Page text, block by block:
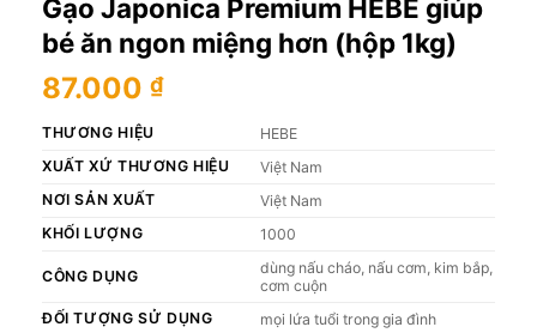
Gạo Japonica Premium HEBE giúp
bé ăn ngon miệng hơn (hộp 1kg)
87.000 ₫
THƯƠNG HIỆU
HEBE
XUẤT XỨ THƯƠNG HIỆU
Việt Nam
NƠI SẢN XUẤT
Việt Nam
KHỐI LƯỢNG
1000
CÔNG DỤNG
dùng nấu cháo, nấu cơm, kim bắp,
cơm cuộn
ĐỐI TƯỢNG SỬ DỤNG
mọi lứa tuổi trong gia đình